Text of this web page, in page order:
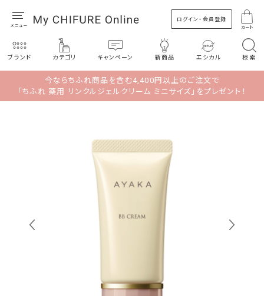
ログイン・会員登録
カート
ブランド カテゴリ キャンペーン 新商品 エシカル 検索
今ならちふれ商品を含む4,400円以上のご注文で
「ちふれ 薬用 リンクルジェルクリーム ミニサイズ」をプレゼント！